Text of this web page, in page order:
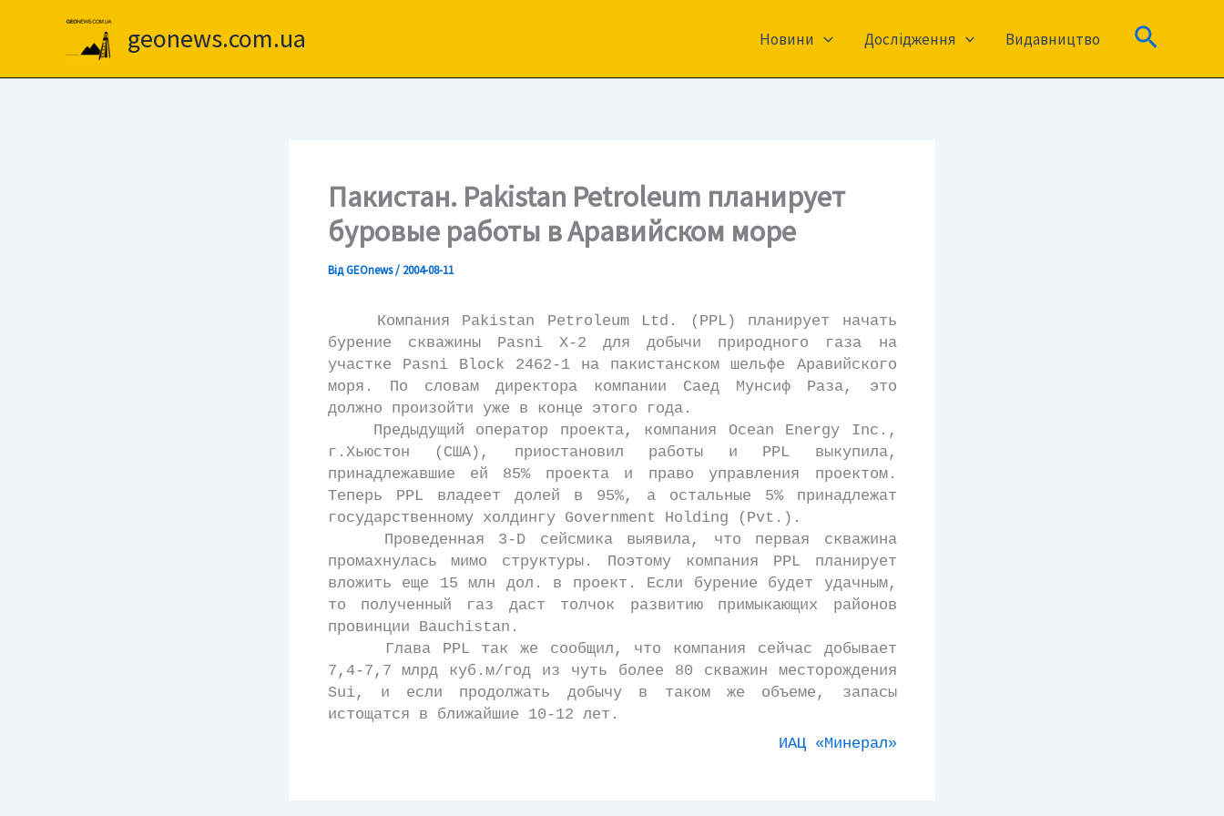
geonews.com.ua Новини Дослідження Видавництво Пошук
Пакистан. Pakistan Petroleum планирует
буровые работы в Аравийском море
ВідGEOnews/ 2004-08-11
Компания Pakistan Petroleum Ltd. (PPL) планирует начать
бурение скважины Pasni X-2 для добычи природного газа на
участке Pasni Block 2462-1 на пакистанском шельфе Аравийского
моря. По словам директора компании Саед Мунсиф Раза, это
должно произойти уже в конце этого года.
Предыдущий оператор проекта, компания Ocean Energy Inc.,
г.Хьюстон (США), приостановил работы и PPL выкупила,
принадлежавшие ей 85% проекта и право управления проектом.
Теперь PPL владеет долей в 95%, а остальные 5% принадлежат
государственному холдингу Government Holding (Pvt.).
Проведенная 3-D сейсмика выявила, что первая скважина
промахнулась мимо структуры. Поэтому компания PPL планирует
вложить еще 15 млн дол. в проект. Если бурение будет удачным,
то полученный газ даст толчок развитию примыкающих районов
провинции Bauchistan.
Глава PPL так же сообщил, что компания сейчас добывает
7,4-7,7 млрд куб.м/год из чуть более 80 скважин месторождения
Sui, и если продолжать добычу в таком же объеме, запасы
истощатся в ближайшие 10-12 лет.
ИАЦ «Минерал»